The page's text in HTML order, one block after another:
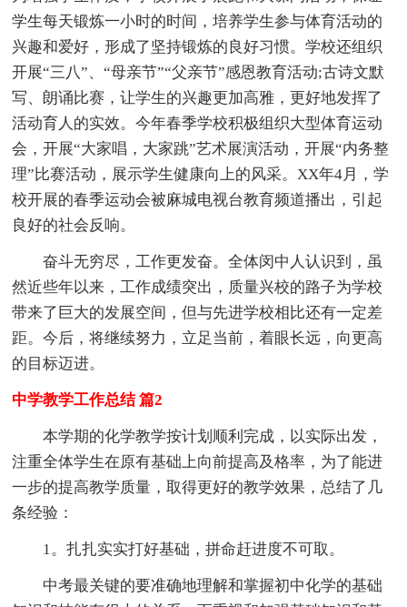
学生每天锻炼一小时的时间，培养学生参与体育活动的
兴趣和爱好，形成了坚持锻炼的良好习惯。学校还组织
开展“三八”、“母亲节”“父亲节”感恩教育活动;古诗文默
写、朗诵比赛，让学生的兴趣更加高雅，更好地发挥了
活动育人的实效。今年春季学校积极组织大型体育运动
会，开展“大家唱，大家跳”艺术展演活动，开展“内务整
理”比赛活动，展示学生健康向上的风采。XX年4月，学
校开展的春季运动会被麻城电视台教育频道播出，引起
良好的社会反响。
奋斗无穷尽，工作更发奋。全体闵中人认识到，虽
然近些年以来，工作成绩突出，质量兴校的路子为学校
带来了巨大的发展空间，但与先进学校相比还有一定差
距。今后，将继续努力，立足当前，着眼长远，向更高
的目标迈进。
中学教学工作总结 篇2
本学期的化学教学按计划顺利完成，以实际出发，
注重全体学生在原有基础上向前提高及格率，为了能进
一步的提高教学质量，取得更好的教学效果，总结了几
条经验：
1。扎扎实实打好基础，拼命赶进度不可取。
中考最关键的要准确地理解和掌握初中化学的基础